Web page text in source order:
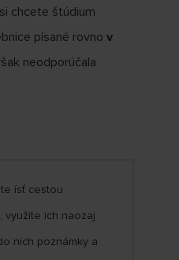
chcete štúdium
písané rovno v
neodporúčala
ísť cestou
využite ich naozaj
nich poznámky a